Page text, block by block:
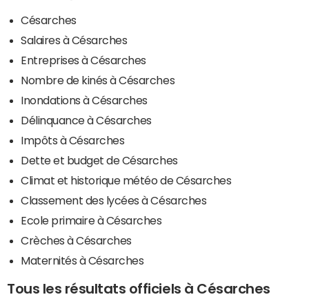
Césarches
Salaires à Césarches
Entreprises à Césarches
Nombre de kinés à Césarches
Inondations à Césarches
Délinquance à Césarches
Impôts à Césarches
Dette et budget de Césarches
Climat et historique météo de Césarches
Classement des lycées à Césarches
Ecole primaire à Césarches
Crèches à Césarches
Maternités à Césarches
Tous les résultats officiels à Césarches